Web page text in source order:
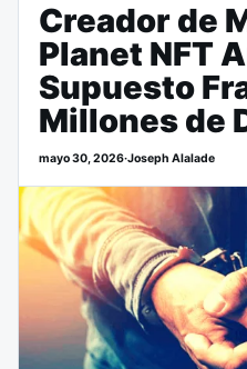
Creador de
Planet NFT
Supuesto
Millones de
mayo 30, 2026·Joseph Alalade